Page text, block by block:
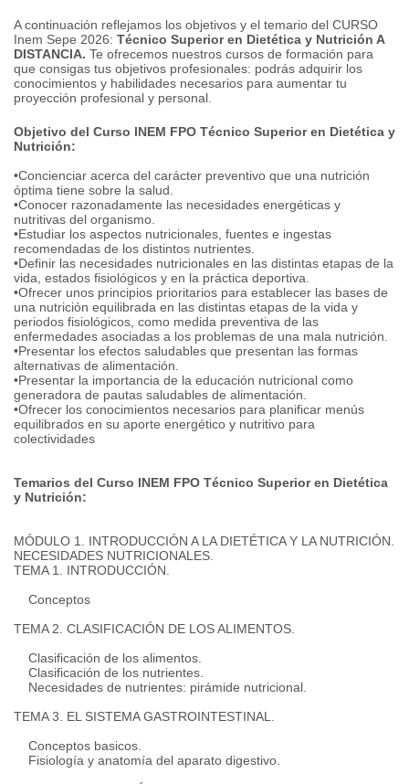
A continuación reflejamos los objetivos y el temario del CURSO
Inem Sepe 2026: Técnico Superior en Dietética y Nutrición A
DISTANCIA. Te ofrecemos nuestros cursos de formación para
que consigas tus objetivos profesionales: podrás adquirir los
conocimientos y habilidades necesarios para aumentar tu
proyección profesional y personal.
Objetivo del Curso INEM FPO Técnico Superior en Dietética y
Nutrición:
•Concienciar acerca del carácter preventivo que una nutrición
óptima tiene sobre la salud.
•Conocer razonadamente las necesidades energéticas y
nutritivas del organismo.
•Estudiar los aspectos nutricionales, fuentes e ingestas
recomendadas de los distintos nutrientes.
•Definir las necesidades nutricionales en las distintas etapas de la
vida, estados fisiológicos y en la práctica deportiva.
•Ofrecer unos principios prioritarios para establecer las bases de
una nutrición equilibrada en las distintas etapas de la vida y
periodos fisiológicos, como medida preventiva de las
enfermedades asociadas a los problemas de una mala nutrición.
•Presentar los efectos saludables que presentan las formas
alternativas de alimentación.
•Presentar la importancia de la educación nutricional como
generadora de pautas saludables de alimentación.
•Ofrecer los conocimientos necesarios para planificar menús
equilibrados en su aporte energético y nutritivo para
colectividades
Temarios del Curso INEM FPO Técnico Superior en Dietética
y Nutrición:
MÓDULO 1. INTRODUCCIÓN A LA DIETÉTICA Y LA NUTRICIÓN.
NECESIDADES NUTRICIONALES.
TEMA 1. INTRODUCCIÓN.
Conceptos
TEMA 2. CLASIFICACIÓN DE LOS ALIMENTOS.
Clasificación de los alimentos.
Clasificación de los nutrientes.
Necesidades de nutrientes: pirámide nutricional.
TEMA 3. EL SISTEMA GASTROINTESTINAL.
Conceptos basicos.
Fisiología y anatomía del aparato digestivo.